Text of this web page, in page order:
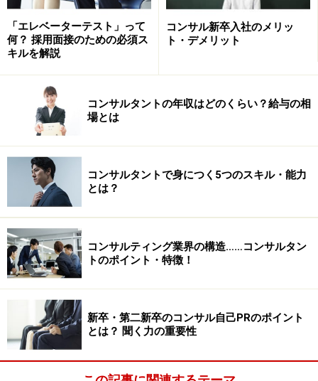
この手のプロジェクトでは、コンサルタントの果たす役
割はどのようなものでしょうか？ここらへんもなかなか
具体的にイメージしずらいところだとおもいます。この
しまして、私なりにＳＣＭ（ＥＲＰ）導入プロジェクト
の進む方とコンサルタントの役割についてまとめてみま
した。
※以下の記述は一般的なプロジェクトの進め方の例示であって、この
シャープのＳＣＭプロジェクトがこのように進められたということで
はありません
※記事内容は執筆時点のものです。最新の内容をご確認くださ
い。
「エレベーターテスト」って
何？ 採用面接のための必須ス
キルを解説
コンサル新卒入社のメリッ
ト・デメリット
コンサルタントの年収はどのくらい？給与の相
場とは
コンサルタントで身につく5つのスキル・能力
とは？
コンサルティング業界の構造……コンサルタン
トのポイント・特徴！
新卒・第二新卒のコンサル自己PRのポイント
とは？ 聞く力の重要性